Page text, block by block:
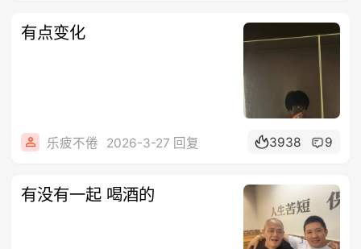
有点变化
乐疲不倦 2026-3-27 回复 3938 9
有没有一起 喝酒的